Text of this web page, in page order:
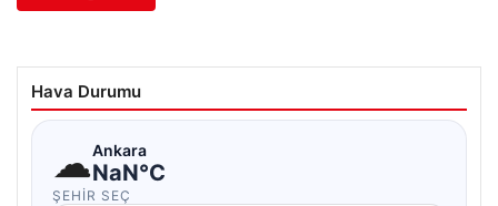
Hava Durumu
☁Ankara
NaN°C
ŞEHIR SEÇ